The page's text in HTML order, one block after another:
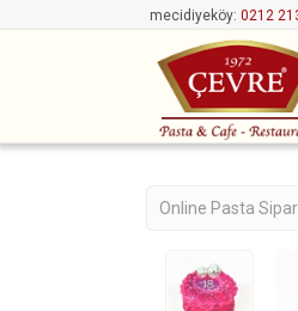
mecidiyeköy: 0212
Online Pasta